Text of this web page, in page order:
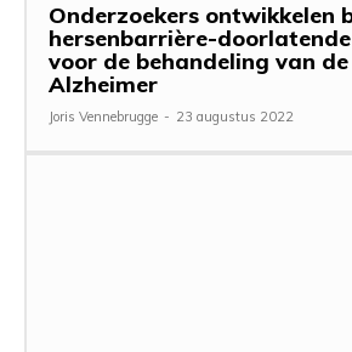
Onderzoekers ontwikkelen
hersenbarrière-
voor de behandeling van
Alzheimer
Joris Vennebrugge - 23 augustus 2022